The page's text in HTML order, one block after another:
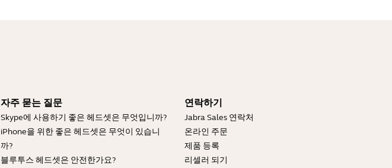
자주 묻는 질문
Skype에 사용하기 좋은 헤드셋은 무엇입니까?
iPhone을 위한 좋은 헤드셋은 무엇이 있습니
까?
블루투스 헤드셋은 안전한가요?
연락하기
Jabra Sales 연락처
온라인 주문
제품 등록
리셀러 되기